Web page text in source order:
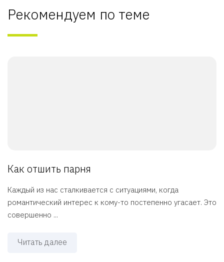
Рекомендуем по теме
Как отшить парня
Каждый из нас сталкивается с ситуациями, когда
романтический интерес к кому-то постепенно угасает. Это
совершенно ...
Читать далее